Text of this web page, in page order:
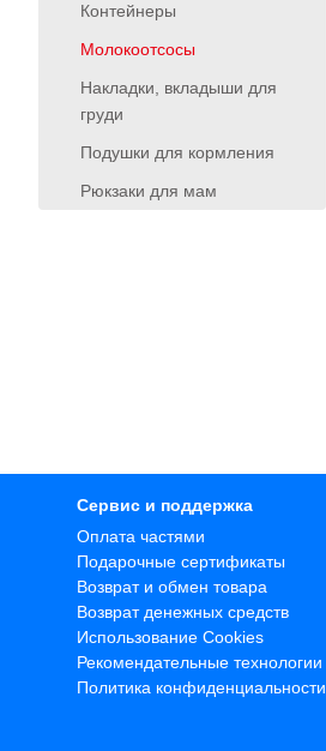
Контейнеры
Молокоотсосы
Накладки, вкладыши для
груди
Подушки для кормления
Рюкзаки для мам
Сервис и поддержка
Оплата частями
Подарочные сертификаты
Возврат и обмен товара
Возврат денежных средств
Использование Cookies
Рекомендательные технологии
Политика конфиденциальности